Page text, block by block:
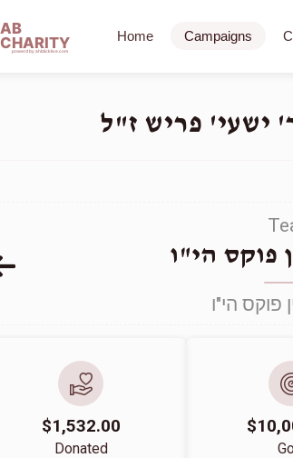
AB
CHARITY
powerd by ahblicklive.com
Home Campaigns
ישעי' פריש ז"ל
פוקס הי"ו
פוקס הי"ו
$1,532.00
Donated